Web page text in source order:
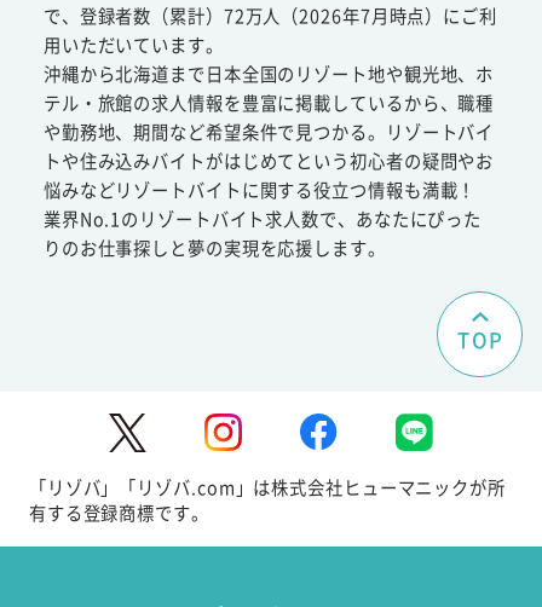
で、登録者数（累計）72万人（2026年7月時点）にご利
用いただいています。
沖縄から北海道まで日本全国のリゾート地や観光地、ホ
テル・旅館の求人情報を豊富に掲載しているから、職種
や勤務地、期間など希望条件で見つかる。リゾートバイ
トや住み込みバイトがはじめてという初心者の疑問やお
悩みなどリゾートバイトに関する役立つ情報も満載！
業界No.1のリゾートバイト求人数で、あなたにぴった
りのお仕事探しと夢の実現を応援します。
TOP
「リゾバ」「リゾバ.com」は株式会社ヒューマニックが所
有する登録商標です。